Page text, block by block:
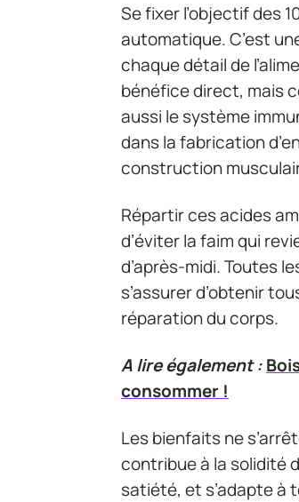
Se fixer l’objectif des
automatique. C’est
chaque détail de
bénéfice direct, mais
aussi le système
dans la fabrication
construction
Répartir ces acides
d’éviter la faim qui
d’après-midi. Toutes
s’assurer d’obtenir
réparation du corps.
A lire également :
consommer !
Les bienfaits ne
contribue à la solidité
satiété, et s’adapte à